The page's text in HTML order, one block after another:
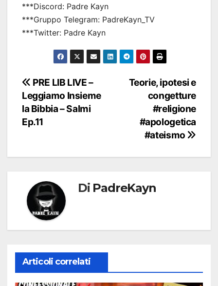
***Discord: Padre Kayn
***Gruppo Telegram: PadreKayn_TV
***Twitter: Padre Kayn
Navigazione
articoli
Teorie, ipotesi e
congetture
#religione
#apologetica
#ateismo
PRE LIB LIVE –
Leggiamo Insieme
la Bibbia – Salmi
Ep.11
Di PadreKayn
Articoli correlati